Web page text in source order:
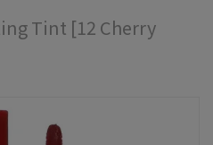
Tint [12 Cherry